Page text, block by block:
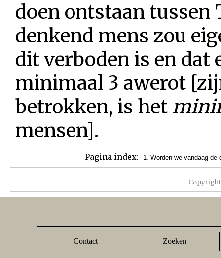
doen ontstaan tussen
denkend mens zou
dit verboden is en dat
minimaal 3 awerot
betrokken, is het
mensen].
Pagina index:
Contact Zoeken